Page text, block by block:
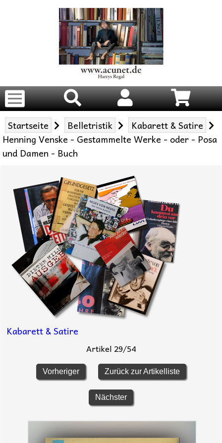
Startseite Belletristik
Kabarett & Satire
Henning Venske - Gestammelte Werke - oder - Posa
und Damen - Buch
Kabarett & Satire
Artikel 29/54
Vorheriger Zurück zur Artikelliste
Nächster